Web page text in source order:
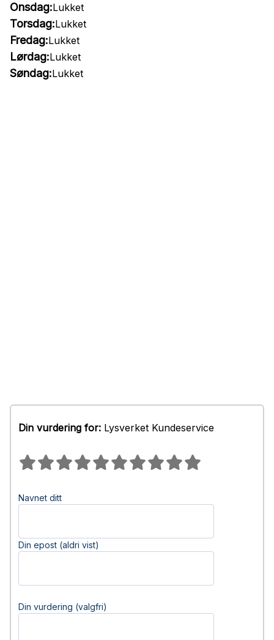
Onsdag:Lukket
Torsdag:Lukket
Fredag:Lukket
Lørdag:Lukket
Søndag:Lukket
Din vurdering for: Lysverket Kundeservice
Navnet ditt
Din epost (aldri vist)
Din vurdering (valgfri)